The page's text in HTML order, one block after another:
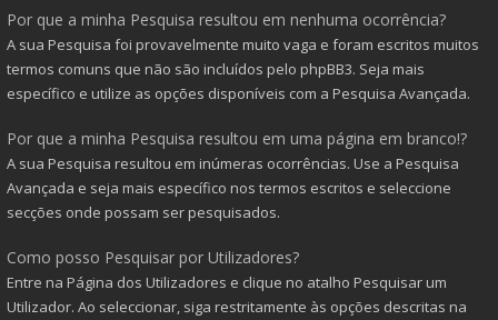
Por que a minha Pesquisa resultou em nenhuma ocorrência?
A sua Pesquisa foi provavelmente muito vaga e foram escritos muitos
termos comuns que não são incluídos pelo phpBB3. Seja mais
específico e utilize as opções disponíveis com a Pesquisa Avançada.
Por que a minha Pesquisa resultou em uma página em branco!?
A sua Pesquisa resultou em inúmeras ocorrências. Use a Pesquisa
Avançada e seja mais específico nos termos escritos e seleccione
secções onde possam ser pesquisados.
Como posso Pesquisar por Utilizadores?
Entre na Página dos Utilizadores e clique no atalho Pesquisar um
Utilizador. Ao seleccionar, siga restritamente às opções descritas na